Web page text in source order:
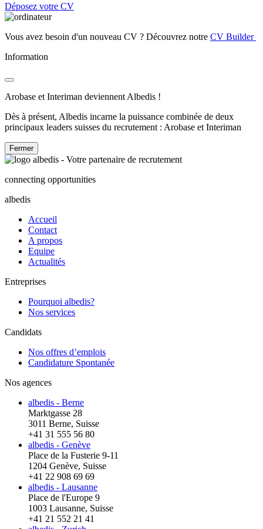
Déposez votre CV
Vous avez besoin d'un nouveau CV ? Découvrez notre CV Builder
Information
Arobase et Interiman deviennent Albedis !
Dès à présent, Albedis incarne la puissance combinée de deux
principaux leaders suisses du recrutement : Arobase et Interiman
Fermer
connecting opportunities
albedis
Accueil
Contact
A propos
Equipe
Actualités
Entreprises
Pourquoi albedis?
Nos services
Candidats
Nos offres d’emplois
Candidature Spontanée
Nos agences
albedis - Berne
Marktgasse 28
3011 Berne, Suisse
+41 31 555 56 80
albedis - Genève
Place de la Fusterie 9-11
1204 Genève, Suisse
+41 22 908 69 69
albedis - Lausanne
Place de l'Europe 9
1003 Lausanne, Suisse
+41 21 552 21 41